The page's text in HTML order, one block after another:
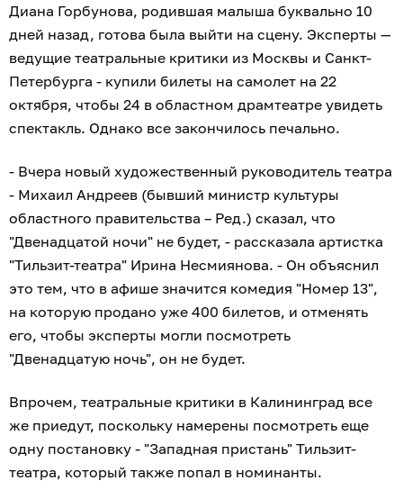
Диана Горбунова, родившая малыша буквально 10
дней назад, готова была выйти на сцену. Эксперты —
ведущие театральные критики из Москвы и Санкт-
Петербурга - купили билеты на самолет на 22
октября, чтобы 24 в областном драмтеатре увидеть
спектакль. Однако все закончилось печально.
- Вчера новый художественный руководитель театра
- Михаил Андреев (бывший министр культуры
областного правительства – Ред.) сказал, что
"Двенадцатой ночи" не будет, - рассказала артистка
"Тильзит-театра" Ирина Несмиянова. - Он объяснил
это тем, что в афише значится комедия "Номер 13",
на которую продано уже 400 билетов, и отменять
его, чтобы эксперты могли посмотреть
"Двенадцатую ночь", он не будет.
Впрочем, театральные критики в Калининград все
же приедут, поскольку намерены посмотреть еще
одну постановку - "Западная пристань" Тильзит-
театра, который также попал в номинанты.